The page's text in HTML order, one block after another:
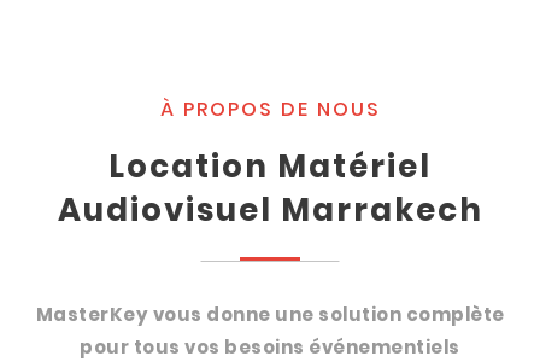
À PROPOS DE NOUS
Location Matériel
Audiovisuel Marrakech
MasterKey vous donne une solution complète
pour tous vos besoins événementiels